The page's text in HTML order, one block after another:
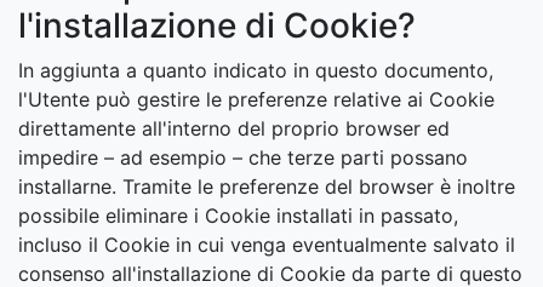
l'installazione di Cookie?
In aggiunta a quanto indicato in questo documento,
l'Utente può gestire le preferenze relative ai Cookie
direttamente all'interno del proprio browser ed
impedire – ad esempio – che terze parti possano
installarne. Tramite le preferenze del browser è inoltre
possibile eliminare i Cookie installati in passato,
incluso il Cookie in cui venga eventualmente salvato il
consenso all'installazione di Cookie da parte di questo